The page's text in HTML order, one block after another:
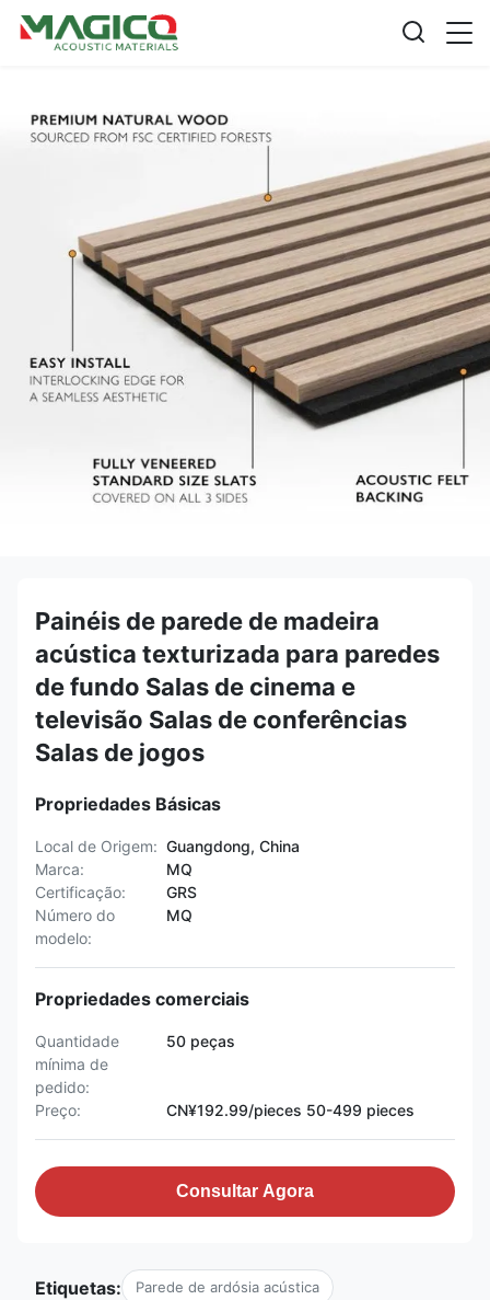
Painéis de parede de madeira
acústica texturizada para paredes
de fundo Salas de cinema e
televisão Salas de conferências
Salas de jogos
Propriedades Básicas
Local de Origem: Guangdong, China
Marca:
MQ
Certificação:
GRS
Número do
modelo:
MQ
Propriedades comerciais
Quantidade
mínima de
pedido:
50 peças
Preço: CN¥192.99/pieces 50-499 pieces
Consultar Agora
Etiquetas: Parede de ardósia acústica